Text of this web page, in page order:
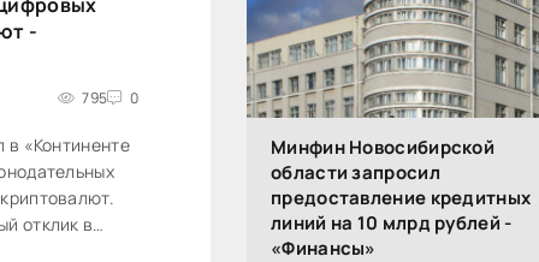
-
795 0
в «Континенте
отклик в
Минфин Новосибирской
области запросил
предоставление кредитных
линий на 10 млрд рублей -
«Финансы»